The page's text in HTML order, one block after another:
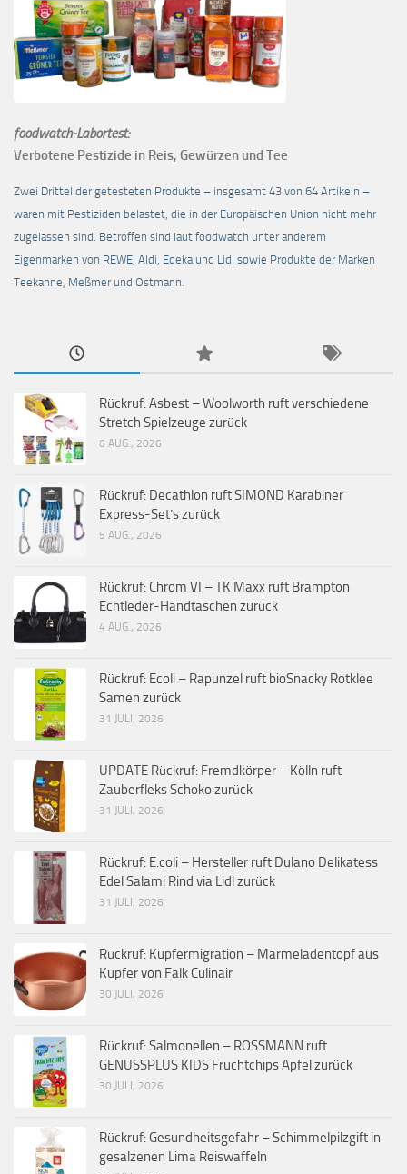
foodwatch-Labortest:
Verbotene Pestizide in Reis, Gewürzen und Tee
Zwei Drittel der getesteten Produkte – insgesamt 43 von 64 Artikeln –
waren mit Pestiziden belastet, die in der Europäischen Union nicht mehr
zugelassen sind. Betroffen sind laut foodwatch unter anderem
Eigenmarken von REWE, Aldi, Edeka und Lidl sowie Produkte der Marken
Teekanne, Meßmer und Ostmann.
Rückruf: Asbest – Woolworth ruft verschiedene
Stretch Spielzeuge zurück
6 AUG., 2026
Rückruf: Decathlon ruft SIMOND Karabiner
Express-Set’s zurück
5 AUG., 2026
Rückruf: Chrom VI – TK Maxx ruft Brampton
Echtleder-Handtaschen zurück
4 AUG., 2026
Rückruf: Ecoli – Rapunzel ruft bioSnacky Rotklee
Samen zurück
31 JULI, 2026
UPDATE Rückruf: Fremdkörper – Kölln ruft
Zauberfleks Schoko zurück
31 JULI, 2026
Rückruf: E.coli – Hersteller ruft Dulano Delikatess
Edel Salami Rind via Lidl zurück
31 JULI, 2026
Rückruf: Kupfermigration – Marmeladentopf aus
Kupfer von Falk Culinair
30 JULI, 2026
Rückruf: Salmonellen – ROSSMANN ruft
GENUSSPLUS KIDS Fruchtchips Apfel zurück
30 JULI, 2026
Rückruf: Gesundheitsgefahr – Schimmelpilzgift in
gesalzenen Lima Reiswaffeln